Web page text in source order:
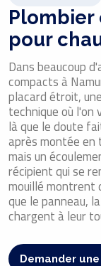
Plombier
pour
Dans beaucoup
compacts à
placard étroit,
technique où l'on
là que le doute
après montée
mais un
récipient qui se
mouillé montrent
que le panneau,
chargent à leur
Demander